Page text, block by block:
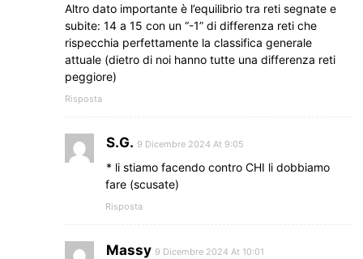
Altro dato importante è l’equilibrio tra reti segnate e
subite: 14 a 15 con un “-1” di differenza reti che
rispecchia perfettamente la classifica generale
attuale (dietro di noi hanno tutte una differenza reti
peggiore)
Risposta
S.G. 9 Dicembre 2024 At 9:05
* li stiamo facendo contro CHI li dobbiamo
fare (scusate)
Risposta
Massy 9 Dicembre 2024 At 10:01